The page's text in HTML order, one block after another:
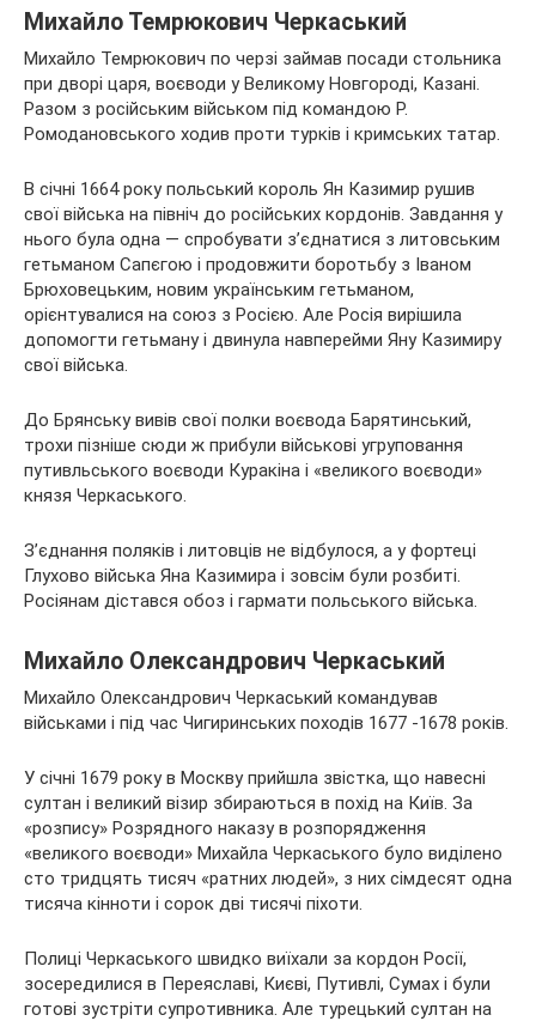
Михайло Темрюкович Черкаський
Михайло Темрюкович по черзі займав посади стольника
при дворі царя, воєводи у Великому Новгороді, Казані.
Разом з російським військом під командою Р.
Ромодановського ходив проти турків і кримських татар.
В січні 1664 року польський король Ян Казимир рушив
свої війська на північ до російських кордонів. Завдання у
нього була одна — спробувати з’єднатися з литовським
гетьманом Сапєгою і продовжити боротьбу з Іваном
Брюховецьким, новим українським гетьманом,
орієнтувалися на союз з Росією. Але Росія вирішила
допомогти гетьману і двинула навперейми Яну Казимиру
свої війська.
До Брянську вивів свої полки воєвода Барятинський,
трохи пізніше сюди ж прибули військові угруповання
путивльського воєводи Куракіна і «великого воєводи»
князя Черкаського.
З’єднання поляків і литовців не відбулося, а у фортеці
Глухово війська Яна Казимира і зовсім були розбиті.
Росіянам дістався обоз і гармати польського війська.
Михайло Олександрович Черкаський
Михайло Олександрович Черкаський командував
військами і під час Чигиринських походів 1677 -1678 років.
У січні 1679 року в Москву прийшла звістка, що навесні
султан і великий візир збираються в похід на Київ. За
«розпису» Розрядного наказу в розпорядження
«великого воєводи» Михайла Черкаського було виділено
сто тридцять тисяч «ратних людей», з них сімдесят одна
тисяча кінноти і сорок дві тисячі піхоти.
Полиці Черкаського швидко виїхали за кордон Росії,
зосередилися в Переяславі, Києві, Путивлі, Сумах і були
готові зустріти супротивника. Але турецький султан на